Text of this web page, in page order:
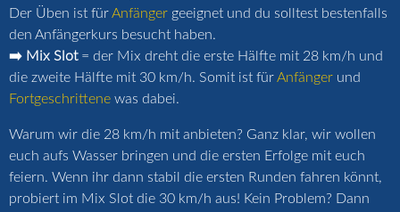
Der Üben ist fürAnfänger geeignet und du solltest bestenfalls
den Anfängerkurs besucht haben.
➡️ Mix Slot= der Mix dreht die erste Hälfte mit 28 km/h und
die zweite Hälfte mit 30 km/h. Somit ist fürAnfänger und
Fortgeschrittene was dabei.
Warum wir die 28 km/h mit anbieten? Ganz klar, wir wollen
euch aufs Wasser bringen und die ersten Erfolge mit euch
feiern. Wenn ihr dann stabil die ersten Runden fahren könnt,
probiert im Mix Slot die 30 km/h aus! Kein Problem? Dann